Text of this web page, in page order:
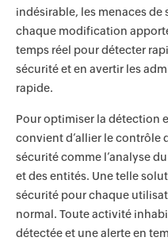
indésirable, les menaces
chaque modification
temps réel pour détecter
sécurité et en avertir les
rapide.
Pour optimiser la détection
convient d’allier le contrôle
sécurité comme l’analyse
et des entités. Une telle
sécurité pour chaque
normal. Toute activité
détectée et une alerte en